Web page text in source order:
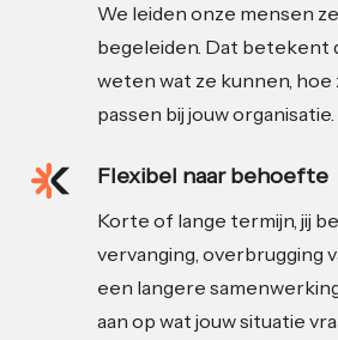
We leiden onze mensen
begeleiden. Dat betekent
weten wat ze kunnen,
passen bij jouw organisatie.
Flexibel naar behoefte
Korte of lange termijn, jij
vervanging, overbrugging
een langere
aan op wat jouw situatie